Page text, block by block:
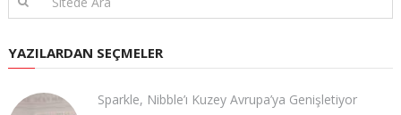
YAZILARDAN SEÇMELER
Sparkle, Nibble’ı Kuzey Avrupa’ya Genişletiyor